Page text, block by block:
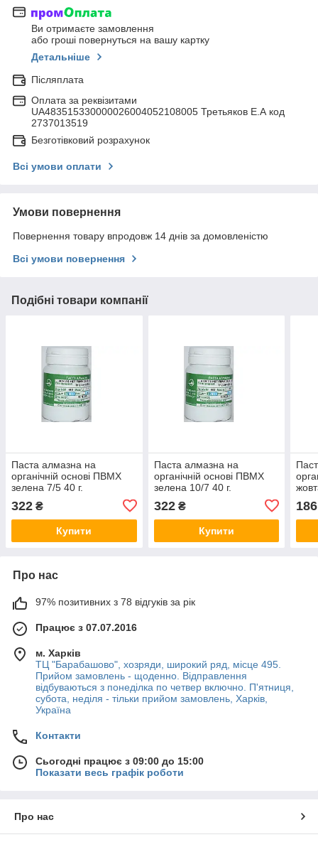
Ви отримаєте замовлення
або гроші повернуться на вашу картку
Детальніше
Післяплата
Оплата за реквізитами
UA483515330000026004052108005 Третьяков Е.А код
2737013519
Безготівковий розрахунок
Всі умови оплати
Умови повернення
Повернення товару впродовж 14 днів за домовленістю
Всі умови повернення
Подібні товари компанії
Паста алмазна на
органічній основі ПВМХ
зелена 7/5 40 г.
322 ₴
Купити
Паста алмазна на
органічній основі ПВМХ
зелена 10/7 40 г.
322₴
Купити
186
Про нас
97% позитивних з 78 відгуків за рік
Працює з 07.07.2016
м. Харків
ТЦ "Барабашово", хозряди, широкий ряд, місце 495.
Прийом замовлень - щоденно. Відправлення
відбуваються з понеділка по четвер включно. П'ятниця,
субота, неділя - тільки прийом замовлень, Харків,
Україна
Контакти
Сьогодні працює з 09:00 до 15:00
Показати весь графік роботи
Про нас